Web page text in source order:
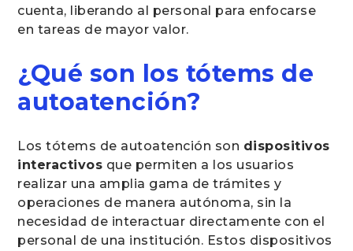
cuenta, liberando al personal para enfocarse
en tareas de mayor valor.
¿Qué son los tótems de
autoatención?
Los tótems de autoatención son dispositivos
interactivos que permiten a los usuarios
realizar una amplia gama de trámites y
operaciones de manera autónoma, sin la
necesidad de interactuar directamente con el
personal de una institución. Estos dispositivos